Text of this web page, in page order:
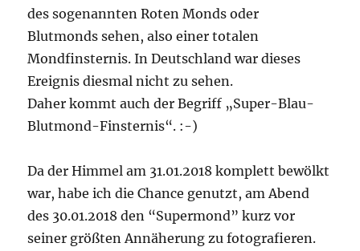
des sogenannten Roten Monds oder
Blutmonds sehen, also einer totalen
Mondfinsternis. In Deutschland war dieses
Ereignis diesmal nicht zu sehen.
Daher kommt auch der Begriff „Super-Blau-
Blutmond-Finsternis“. :-)
Da der Himmel am 31.01.2018 komplett bewölkt
war, habe ich die Chance genutzt, am Abend
des 30.01.2018 den “Supermond” kurz vor
seiner größten Annäherung zu fotografieren.